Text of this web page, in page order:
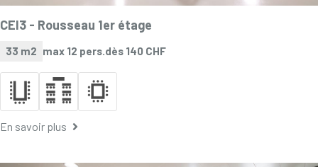
CEI3 - Rousseau 1er étage
33 m2 max 12 pers.dès 140 CHF
En savoir plus